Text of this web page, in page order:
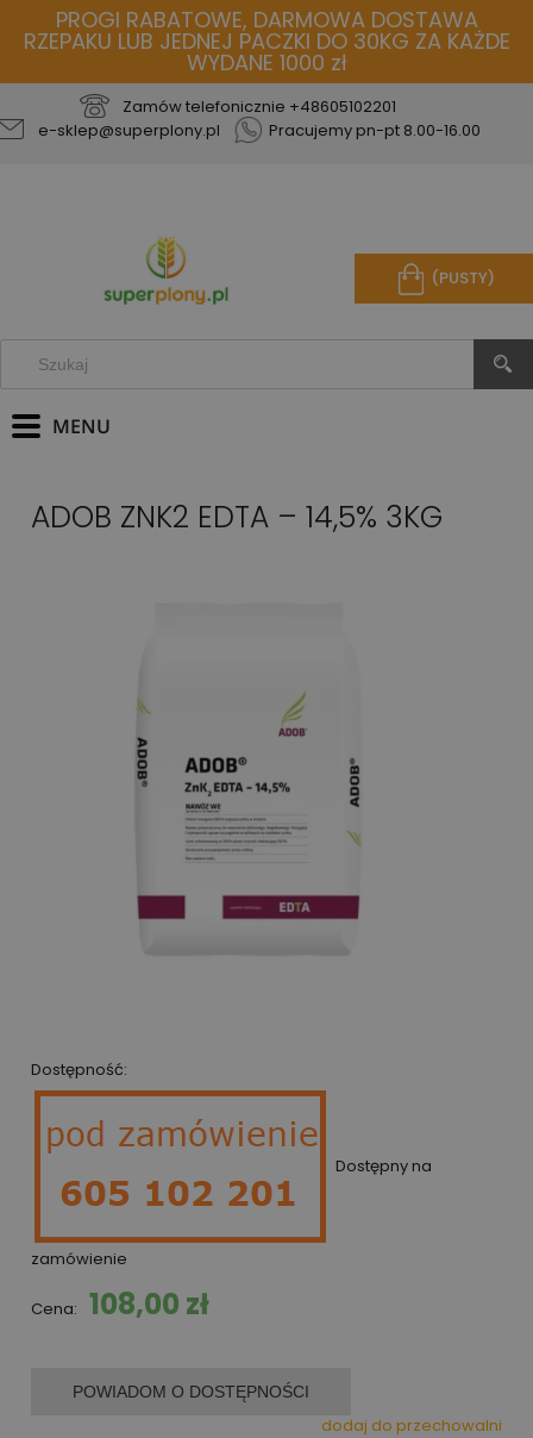
PROGI RABATOWE, DARMOWA DOSTAWA
RZEPAKU LUB JEDNEJ PACZKI DO 30KG ZA KAŻDE
WYDANE 1000 zł
Zamów telefonicznie +48605102201
e-sklep@superplony.pl
Pracujemy pn-pt 8.00-16.00
(PUSTY)
ADOB ZNK2 EDTA – 14,5% 3KG
Dostępność:
Dostępny na
zamówienie
Cena: 108,00 zł
POWIADOM O DOSTĘPNOŚCI
dodaj do przechowalni